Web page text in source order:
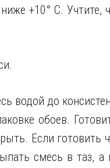
+10° С.
водой до
обоев.
Если готовить
смесь в таз,